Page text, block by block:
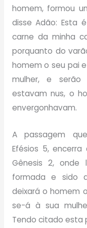
homem, formou
disse Adão: Esta
carne da minha
porquanto do
homem o seu pai
mulher, e serão
estavam nus, o
envergonhavam.
A passagem
Efésios 5,
Gênesis 2, onde
formada e sido
deixará o homem
se-á à sua
Tendo citado esta